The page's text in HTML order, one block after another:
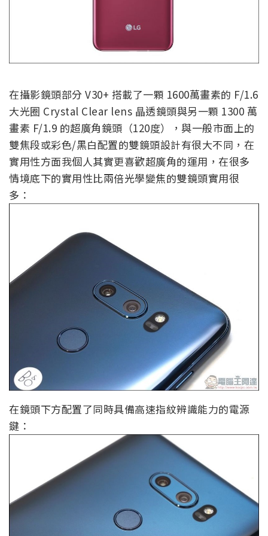
在攝影鏡頭部分 V30+ 搭載了一顆 1600萬畫素的 F/1.6
大光圈 Crystal Clear lens 晶透鏡頭與另一顆 1300 萬
畫素 F/1.9 的超廣角鏡頭（120度），與一般市面上的
雙焦段或彩色/黑白配置的雙鏡頭設計有很大不同，在
實用性方面我個人其實更喜歡超廣角的運用，在很多
情境底下的實用性比兩倍光學變焦的雙鏡頭實用很
多：
在鏡頭下方配置了同時具備高速指紋辨識能力的電源
鍵：